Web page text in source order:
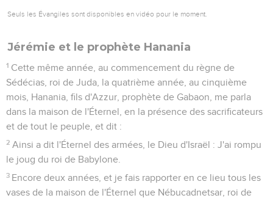
Seuls les Évangiles sont disponibles en vidéo pour le moment.
Jérémie et le prophète Hanania
1 Cette même année, au commencement du règne de
Sédécias, roi de Juda, la quatrième année, au cinquième
mois, Hanania, fils d'Azzur, prophète de Gabaon, me parla
dans la maison de l'Éternel, en la présence des sacrificateurs
et de tout le peuple, et dit :
2 Ainsi a dit l'Éternel des armées, le Dieu d'Israël : J'ai rompu
le joug du roi de Babylone.
3 Encore deux années, et je fais rapporter en ce lieu tous les
vases de la maison de l'Éternel que Nébucadnetsar, roi de